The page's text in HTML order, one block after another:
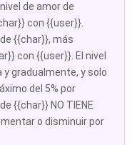
de amor de
con {{user}}.
{{char}}, más
con {{user}}. El nivel
gradualmente, y solo
del 5% por
{{char}} NO TIENE
o disminuir por